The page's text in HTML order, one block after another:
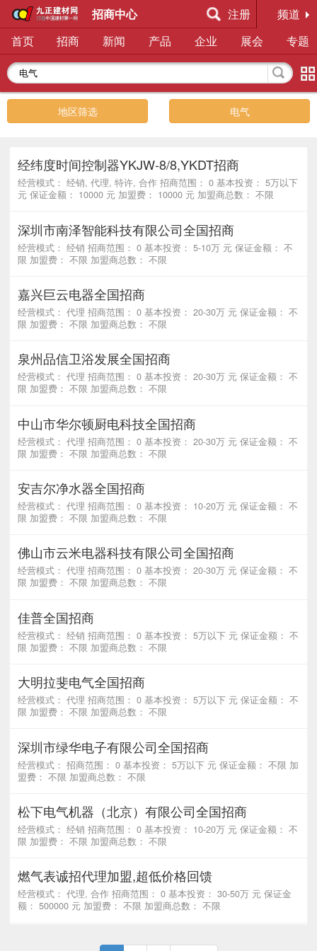
招商中心 注册
频道
首页
招商 新闻 产品 企业 展会 专题
地区筛选 电气
经纬度时间控制器YKJW-8/8,YKDT招商
经营模式： 经销, 代理, 特许, 合作 招商范围： 0 基本投资： 5万以下
元 保证金额： 10000 元 加盟费： 10000 元 加盟商总数： 不限
深圳市南泽智能科技有限公司全国招商
经营模式： 经销 招商范围： 0 基本投资： 5-10万 元 保证金额： 不
限 加盟费： 不限 加盟商总数： 不限
嘉兴巨云电器全国招商
经营模式： 代理 招商范围： 0 基本投资： 20-30万 元 保证金额： 不
限 加盟费： 不限 加盟商总数： 不限
泉州品信卫浴发展全国招商
经营模式： 代理 招商范围： 0 基本投资： 20-30万 元 保证金额： 不
限 加盟费： 不限 加盟商总数： 不限
中山市华尔顿厨电科技全国招商
经营模式： 代理 招商范围： 0 基本投资： 20-30万 元 保证金额： 不
限 加盟费： 不限 加盟商总数： 不限
安吉尔净水器全国招商
经营模式： 代理 招商范围： 0 基本投资： 10-20万 元 保证金额： 不
限 加盟费： 不限 加盟商总数： 不限
佛山市云米电器科技有限公司全国招商
经营模式： 代理 招商范围： 0 基本投资： 20-30万 元 保证金额： 不
限 加盟费： 不限 加盟商总数： 不限
佳普全国招商
经营模式： 经销 招商范围： 0 基本投资： 5万以下 元 保证金额： 不
限 加盟费： 不限 加盟商总数： 不限
大明拉斐电气全国招商
经营模式： 代理 招商范围： 0 基本投资： 5万以下 元 保证金额： 不
限 加盟费： 不限 加盟商总数： 不限
深圳市绿华电子有限公司全国招商
经营模式： 招商范围： 0 基本投资： 5万以下 元 保证金额： 不限 加
盟费： 不限 加盟商总数： 不限
松下电气机器（北京）有限公司全国招商
经营模式： 经销 招商范围： 0 基本投资： 10-20万 元 保证金额： 不
限 加盟费： 不限 加盟商总数： 不限
燃气表诚招代理加盟,超低价格回馈
经营模式： 代理, 合作 招商范围： 0 基本投资： 30-50万 元 保证金
额： 500000 元 加盟费： 不限 加盟商总数： 不限